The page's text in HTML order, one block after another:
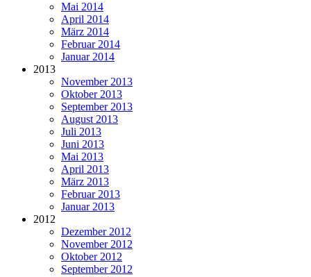
Mai 2014
April 2014
März 2014
Februar 2014
Januar 2014
2013
November 2013
Oktober 2013
September 2013
August 2013
Juli 2013
Juni 2013
Mai 2013
April 2013
März 2013
Februar 2013
Januar 2013
2012
Dezember 2012
November 2012
Oktober 2012
September 2012